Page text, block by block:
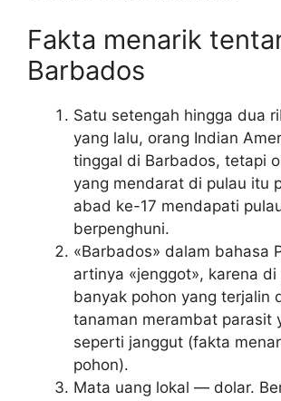
Fakta menarik
Barbados
Satu setengah hingga dua
yang lalu, orang Indian
tinggal di Barbados, tetapi
yang mendarat di pulau itu
abad ke-17 mendapati
berpenghuni.
«Barbados» dalam bahasa
artinya «jenggot», karena di
banyak pohon yang terjalin
tanaman merambat parasit
seperti janggut (fakta
pohon).
Mata uang lokal — dolar.